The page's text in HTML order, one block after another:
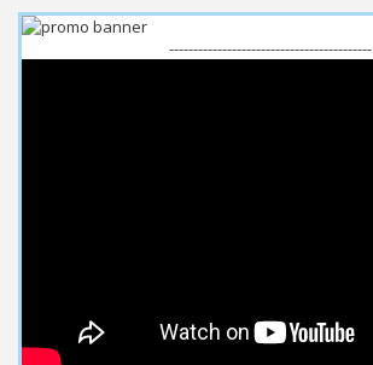
------------------------------------------